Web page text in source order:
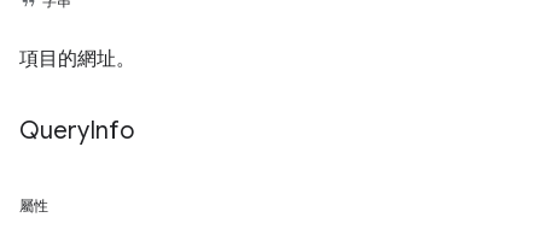
項目的網址。
QueryInfo
屬性